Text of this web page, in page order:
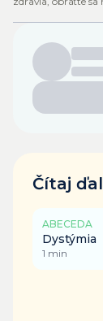
Čítaj
ABECEDA
Dystýmia
1 min